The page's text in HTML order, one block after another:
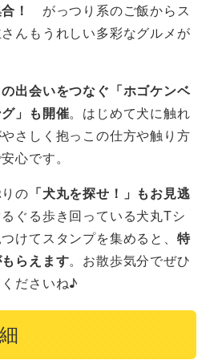
！
がっつり系のご飯からス
んもうれしい多彩なグルメが
出会いをつなぐ「ホゴケンベ
」も開催。はじめて犬に触れ
さしく抱っこの仕方や触り方
心です。
の 「犬丸を探せ！」もお見逃
ぐる歩き回っている犬丸Tシ
けてスタンプを集めると、 特
らえます。お散歩気分でぜひ
ださいね♪